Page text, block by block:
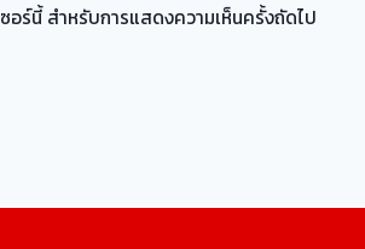
อร์นี้ สำหรับการแสดงความเห็นครั้งถัดไป